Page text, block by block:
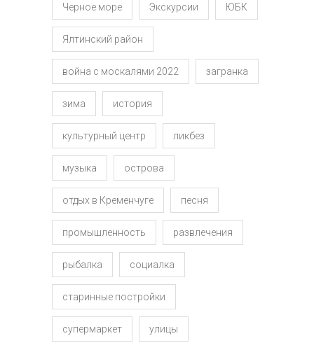
Черное море Экскурсии ЮБК
Ялтинский район
война с москалями 2022 загранка
зима история
культурный центр ликбез
музыка острова
отдых в Кременчуге песня
промышленность развлечения
рыбалка социалка
старинные постройки
супермаркет улицы